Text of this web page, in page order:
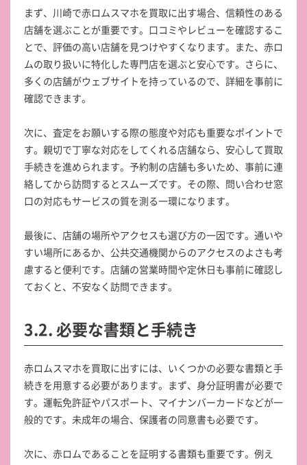
まず、川崎で赤ロムスマホを買取に出す場合、信頼性のある
店舗を選ぶことが重要です。口コミやレビューを確認するこ
とで、評価の高い店舗を見つけやすくなります。また、赤ロ
ムの取り扱いに特化した専門店を選ぶと安心です。さらに、
多くの店舗がウェブサイトを持っているので、詳細を事前に
確認できます。
次に、査定をお願いする際の態度や対応も重要なポイントで
す。親切で丁寧な対応をしてくれる店舗なら、安心して買取
手続きを進められます。予約制の店舗も多いため、事前に連
絡してから訪問するとスムーズです。その際、問い合わせ窓
口の対応もサービスの質を測る一環になります。
最後に、店舗の場所やアクセスも選び方の一因です。通いや
すい場所にあるか、公共交通機関からのアクセスのよさも考
慮すると便利です。店舗の営業時間や定休日も事前に確認し
ておくと、不安なく訪問できます。
3.2. 必要な書類と手続き
赤ロムスマホを買取に出すには、いくつかの必要な書類と手
続きを用意する必要があります。まず、身分証明書が必要で
す。運転免許証やパスポート、マイナンバーカードなどが一
般的です。未成年の場合、保護者の同意書も必要です。
次に、赤ロムであることを証明する書類も重要です。例え